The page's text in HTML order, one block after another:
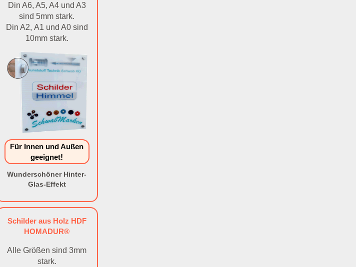
Din A6, A5, A4 und A3
sind 5mm stark.
Din A2, A1 und A0 sind
10mm stark.
Für Innen und Außen
geeignet!
Wunderschöner Hinter-
Glas-Effekt
Schilder aus Holz HDF
HOMADUR®
Alle Größen sind 3mm
stark.